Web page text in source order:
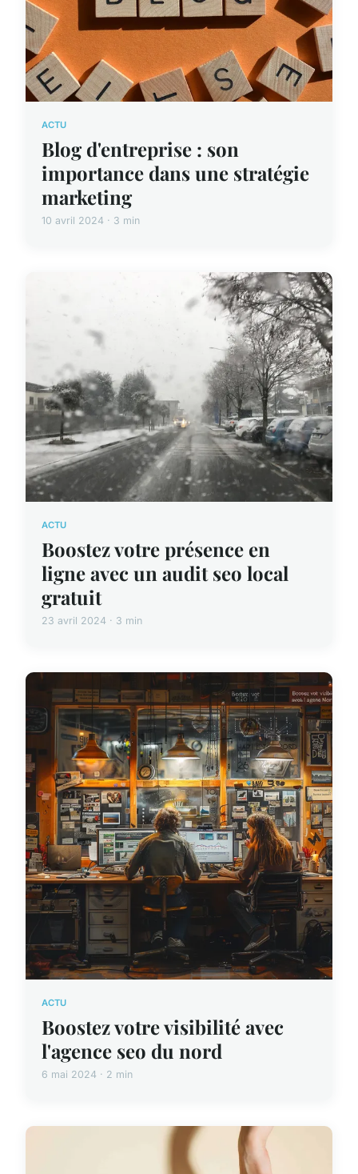
ACTU
Blog d'entreprise : son
importance dans une stratégie
marketing
10 avril 2024 · 3 min
ACTU
Boostez votre présence en
ligne avec un audit seo local
gratuit
23 avril 2024 · 3 min
ACTU
Boostez votre visibilité avec
l'agence seo du nord
6 mai 2024 · 2 min